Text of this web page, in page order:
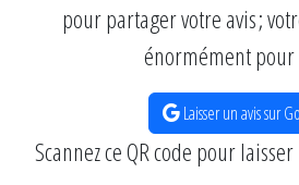
pour partager votre avis ;
énormément pour
Laisser un avis sur
Scannez ce QR code pour